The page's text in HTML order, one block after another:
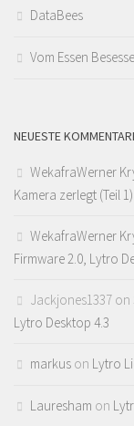
DataBees
Vom Essen
NEUESTE
WekafraWerner
Kamera zerlegt (Teil 1)
WekafraWerner
Firmware 2.0, Lytro
Jackjones1337 on
Lytro Desktop 4.3
markus on Lytro
Lauresham on